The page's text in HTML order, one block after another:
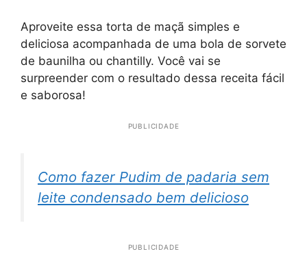
Aproveite essa torta de maçã simples e
deliciosa acompanhada de uma bola de sorvete
de baunilha ou chantilly. Você vai se
surpreender com o resultado dessa receita fácil
e saborosa!
PUBLICIDADE
Como fazer Pudim de padaria sem
leite condensado bem delicioso
PUBLICIDADE